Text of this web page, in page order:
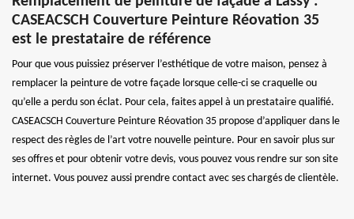
CASEACSCH Couverture Peinture Réovation 35
est le prestataire de référence
Pour que vous puissiez préserver l’esthétique de votre maison, pensez à
remplacer la peinture de votre façade lorsque celle-ci se craquelle ou
qu’elle a perdu son éclat. Pour cela, faites appel à un prestataire qualifié.
CASEACSCH Couverture Peinture Réovation 35 propose d’appliquer dans le
respect des règles de l’art votre nouvelle peinture. Pour en savoir plus sur
ses offres et pour obtenir votre devis, vous pouvez vous rendre sur son site
internet. Vous pouvez aussi prendre contact avec ses chargés de clientèle.